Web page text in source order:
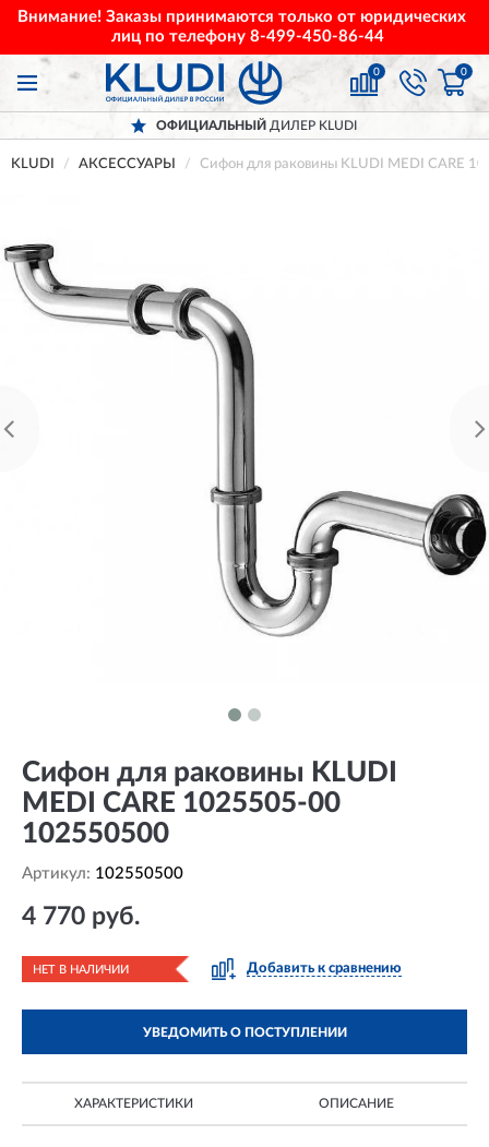
Внимание! Заказы принимаются только от юридических
лиц по телефону 8-499-450-86-44
0 0
ОФИЦИАЛЬНЫЙ ДИЛЕР KLUDI
KLUDI АКСЕССУАРЫ Сифон для раковины KLUDI MEDI CARE
Сифон для раковины KLUDI
MEDI CARE 1025505-00
102550500
Артикул: 102550500
4 770 руб.
НЕТ В НАЛИЧИИ Добавить к сравнению
УВЕДОМИТЬ О ПОСТУПЛЕНИИ
ХАРАКТЕРИСТИКИ ОПИСАНИЕ